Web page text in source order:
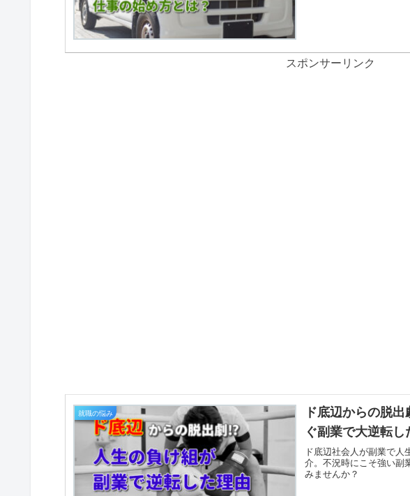
スポンサーリンク
就職の悩み
ド底辺からの脱
ぐ副業で大逆転し
ド底辺社会人が副業で人
介。不況時にこそ強い副
みませんか？